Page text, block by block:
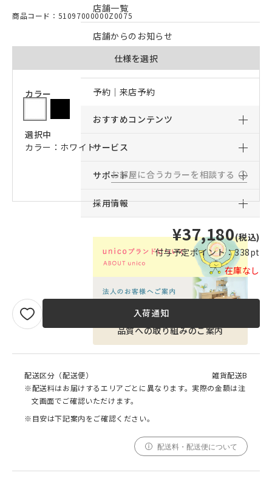
店舗一覧
店舗からのお知らせ
予約｜オンライン接客予約
予約｜来店予約
おすすめコンテンツ
サービス
サポート
採用情報
品質への取り組みのご案内
商品コード：51097000000Z0075
仕様を選択
カラー
選択中
カラー：ホワイト
お部屋に合うカラーを相談する
¥37,180(税込)
付与予定ポイント：338pt
在庫なし
入荷通知
配送区分（配送便）
雑貨配送B
※配送料はお届けするエリアごとに異なります。実際の金額は注
文画面でご確認いただけます。
※目安は下記案内をご確認ください。
配送料・配送便について